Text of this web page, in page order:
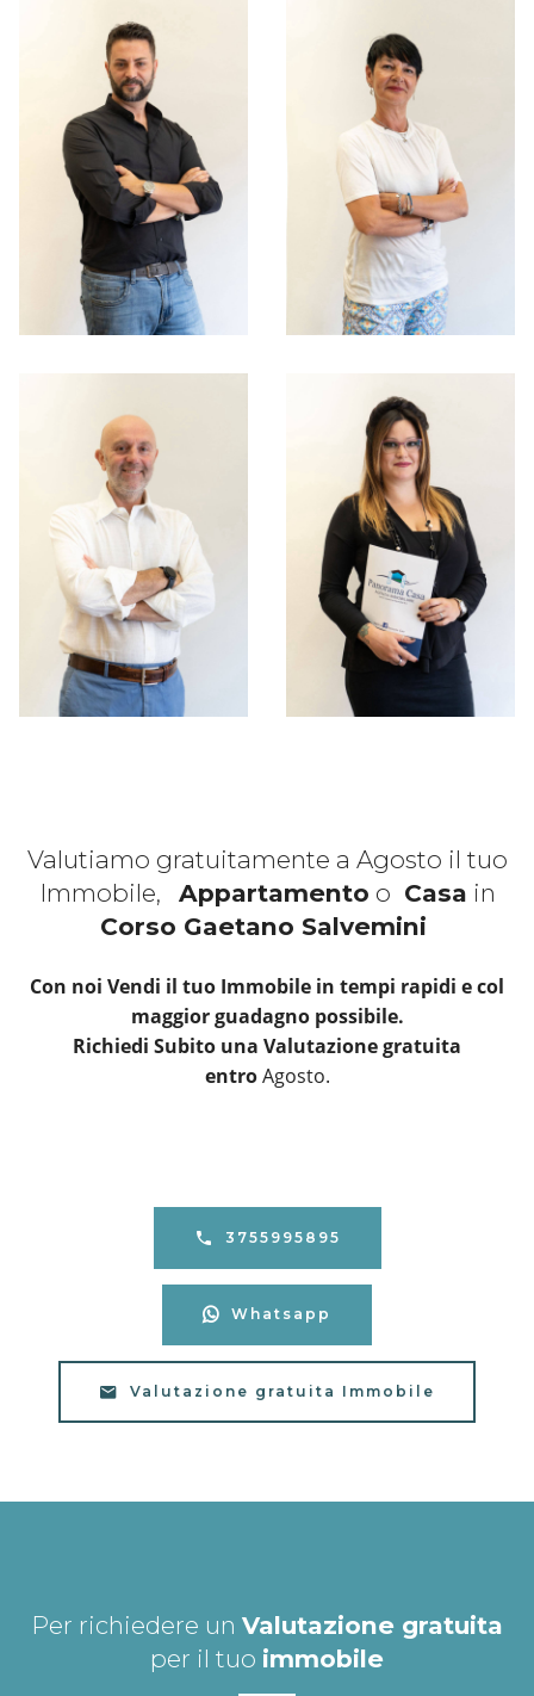
Valutiamo gratuitamente a Agosto il tuo
Immobile, Appartamento o Casa in
Corso Gaetano Salvemini
Con noi Vendi il tuo Immobile in tempi rapidi e col
maggior guadagno possibile.
Richiedi Subito una Valutazione gratuita
entroAgosto.
3755995895
Whatsapp
Valutazione gratuita Immobile
Per richiedere un Valutazione gratuita
per il tuo immobile